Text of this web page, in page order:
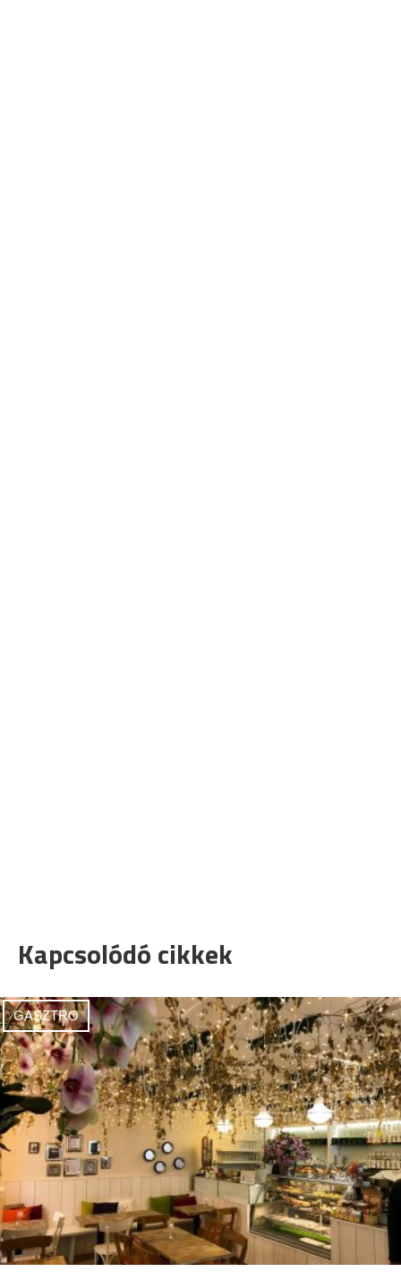
Kapcsolódó cikkek
GASZTRO